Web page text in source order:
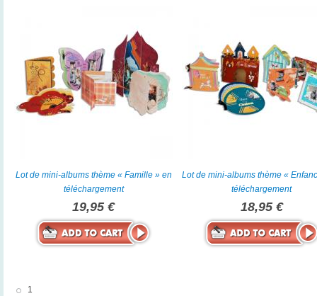
Lot de mini-albums thème « Famille » en
téléchargement
19,95 €
Lot de mini-albums thème «
téléchargement
18,95 €
1